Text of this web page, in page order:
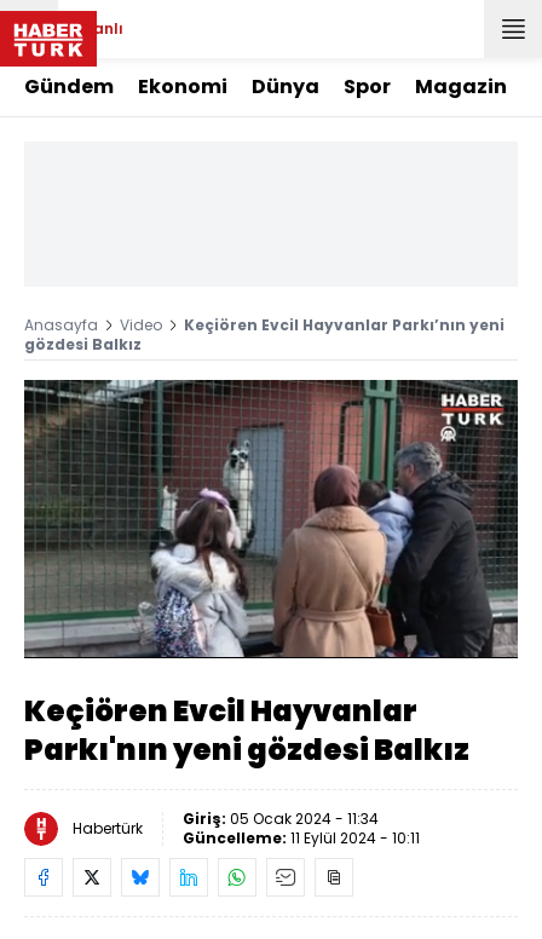
Canlı
Gündem Ekonomi Dünya Spor Magazin
Anasayfa Video
Keçiören Evcil Hayvanlar Parkı’nın yeni
gözdesi Balkız
Sesi
Aç
Yüklendi
:
71.21%
Oynatma
Hızı
Keçiören Evcil Hayvanlar
Parkı'nın yeni gözdesi Balkız
Habertürk Giriş: 05 Ocak 2024 - 11:34
Güncelleme: 11 Eylül 2024 - 10:11